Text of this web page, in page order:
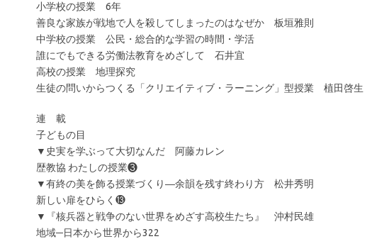
小学校の授業
善良な家族が戦地で人を殺してしまったのはなぜか 板垣雅則
中学校の授業 公民・総合的な学習
誰にでもできる労働法教育をめざして 石井宜
高校の授業 地
生徒の問いからつくる「クリエイティブ・ラーニング」型授業 植田啓生
連 載
子どもの目
▼史実を学ぶって大切なんだ 阿藤カレン
歴教協 わたしの授業❸
▼有終の美を飾る授業づくり―余韻を残す終わり方 松井秀明
新しい扉をひらく⓭
▼『核兵器と戦争のない世界をめざす高校生たち』 沖村民雄
地域─日本から世界から322